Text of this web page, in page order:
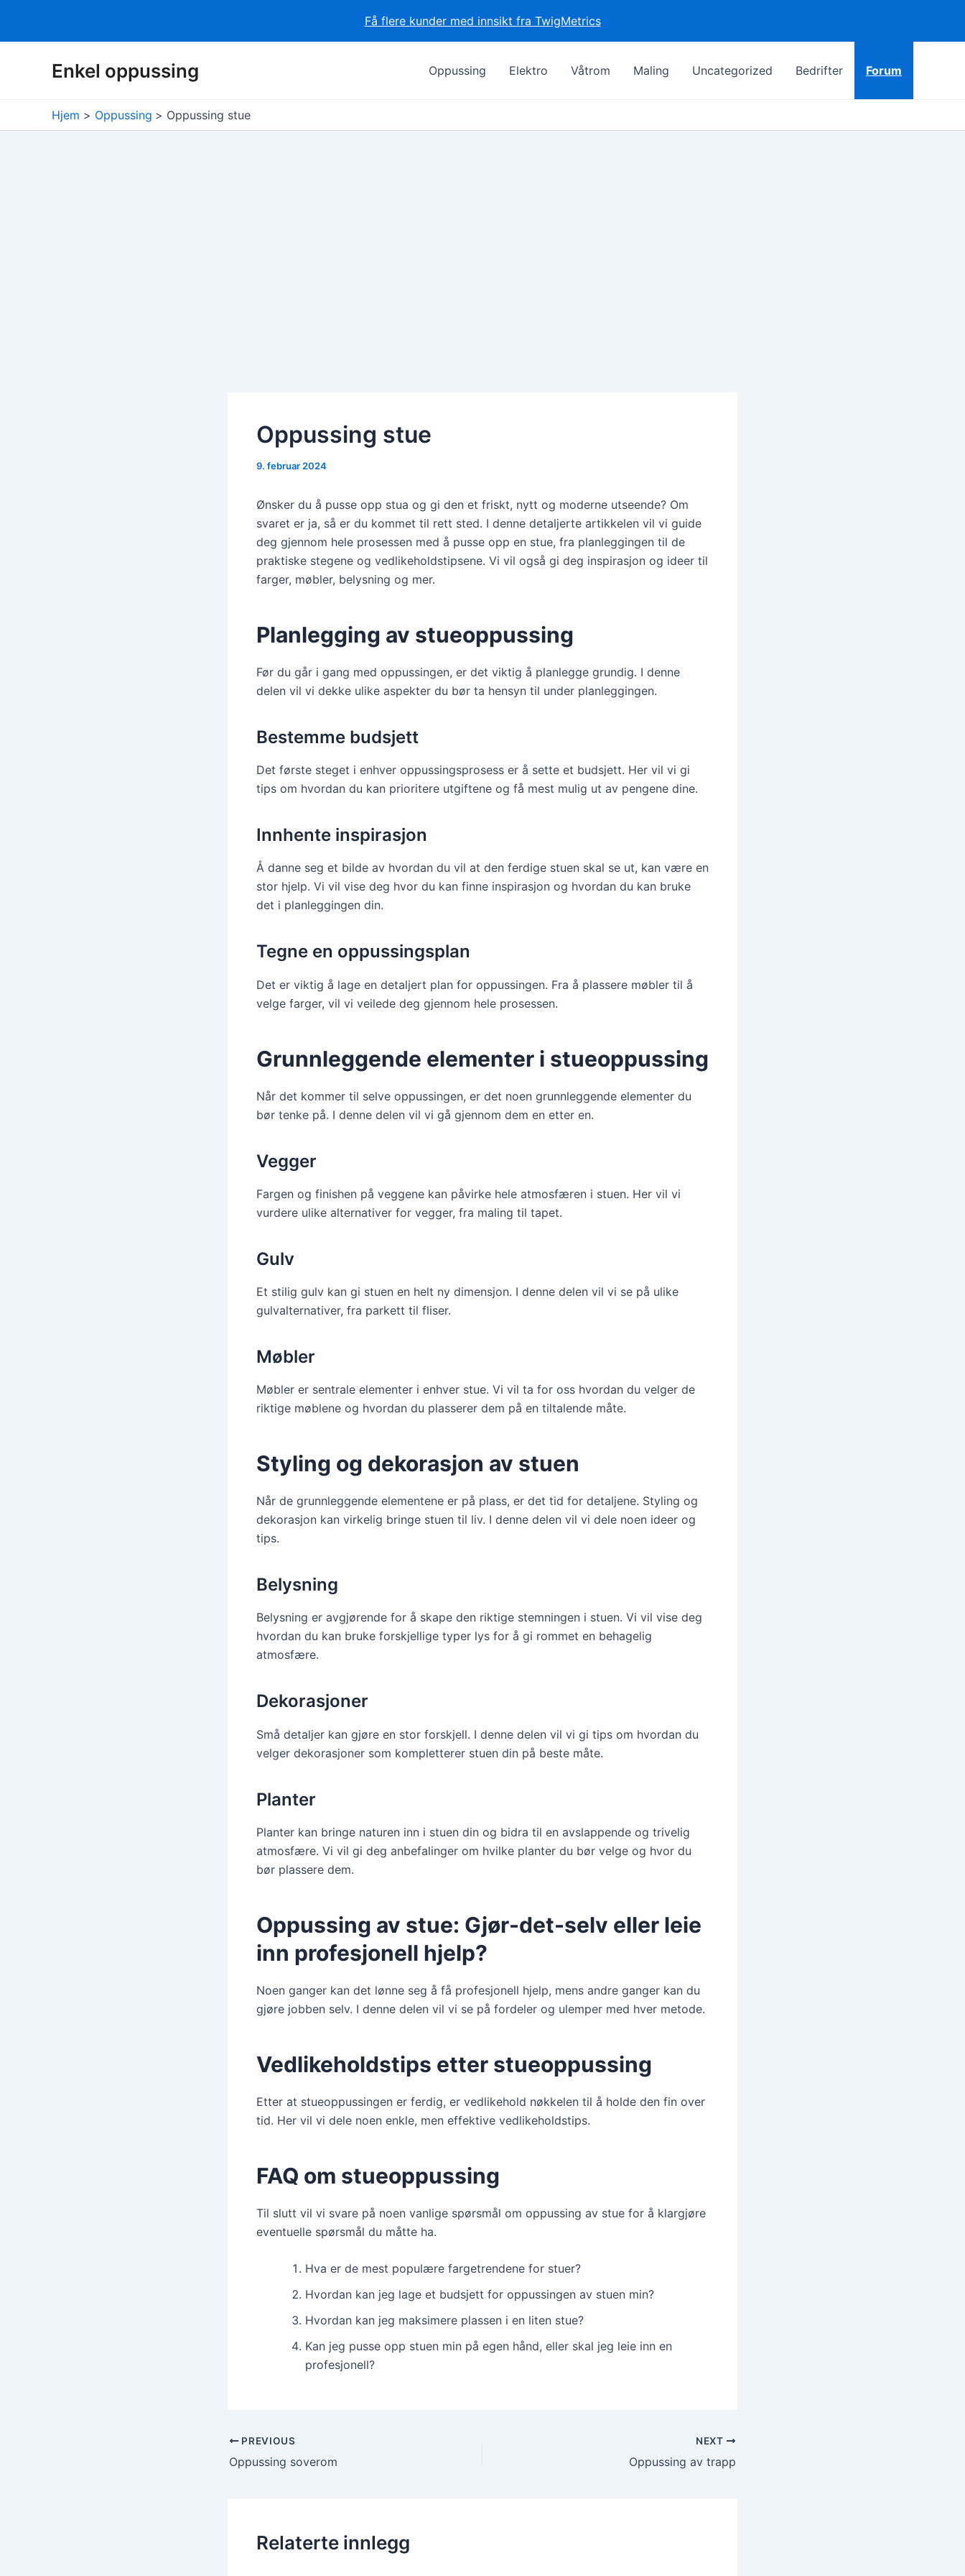
Få flere kunder med innsikt fra TwigMetrics
Enkel oppussing Oppussing Elektro Våtrom Maling Uncategorized Bedrifter Forum
Hjem Oppussing Oppussing stue
Oppussing stue
9. februar 2024
Ønsker du å pusse opp stua og gi den et friskt, nytt og moderne utseende? Om
svaret er ja, så er du kommet til rett sted. I denne detaljerte artikkelen vil vi guide
deg gjennom hele prosessen med å pusse opp en stue, fra planleggingen til de
praktiske stegene og vedlikeholdstipsene. Vi vil også gi deg inspirasjon og ideer til
farger, møbler, belysning og mer.
Planlegging av stueoppussing
Før du går i gang med oppussingen, er det viktig å planlegge grundig. I denne
delen vil vi dekke ulike aspekter du bør ta hensyn til under planleggingen.
Bestemme budsjett
Det første steget i enhver oppussingsprosess er å sette et budsjett. Her vil vi gi
tips om hvordan du kan prioritere utgiftene og få mest mulig ut av pengene dine.
Innhente inspirasjon
Å danne seg et bilde av hvordan du vil at den ferdige stuen skal se ut, kan være en
stor hjelp. Vi vil vise deg hvor du kan finne inspirasjon og hvordan du kan bruke
det i planleggingen din.
Tegne en oppussingsplan
Det er viktig å lage en detaljert plan for oppussingen. Fra å plassere møbler til å
velge farger, vil vi veilede deg gjennom hele prosessen.
Grunnleggende elementer i stueoppussing
Når det kommer til selve oppussingen, er det noen grunnleggende elementer du
bør tenke på. I denne delen vil vi gå gjennom dem en etter en.
Vegger
Fargen og finishen på veggene kan påvirke hele atmosfæren i stuen. Her vil vi
vurdere ulike alternativer for vegger, fra maling til tapet.
Gulv
Et stilig gulv kan gi stuen en helt ny dimensjon. I denne delen vil vi se på ulike
gulvalternativer, fra parkett til fliser.
Møbler
Møbler er sentrale elementer i enhver stue. Vi vil ta for oss hvordan du velger de
riktige møblene og hvordan du plasserer dem på en tiltalende måte.
Styling og dekorasjon av stuen
Når de grunnleggende elementene er på plass, er det tid for detaljene. Styling og
dekorasjon kan virkelig bringe stuen til liv. I denne delen vil vi dele noen ideer og
tips.
Belysning
Belysning er avgjørende for å skape den riktige stemningen i stuen. Vi vil vise deg
hvordan du kan bruke forskjellige typer lys for å gi rommet en behagelig
atmosfære.
Dekorasjoner
Små detaljer kan gjøre en stor forskjell. I denne delen vil vi gi tips om hvordan du
velger dekorasjoner som kompletterer stuen din på beste måte.
Planter
Planter kan bringe naturen inn i stuen din og bidra til en avslappende og trivelig
atmosfære. Vi vil gi deg anbefalinger om hvilke planter du bør velge og hvor du
bør plassere dem.
Oppussing av stue: Gjør-det-selv eller leie
inn profesjonell hjelp?
Noen ganger kan det lønne seg å få profesjonell hjelp, mens andre ganger kan du
gjøre jobben selv. I denne delen vil vi se på fordeler og ulemper med hver metode.
Vedlikeholdstips etter stueoppussing
Etter at stueoppussingen er ferdig, er vedlikehold nøkkelen til å holde den fin over
tid. Her vil vi dele noen enkle, men effektive vedlikeholdstips.
FAQ om stueoppussing
Til slutt vil vi svare på noen vanlige spørsmål om oppussing av stue for å klargjøre
eventuelle spørsmål du måtte ha.
Hva er de mest populære fargetrendene for stuer?
Hvordan kan jeg lage et budsjett for oppussingen av stuen min?
Hvordan kan jeg maksimere plassen i en liten stue?
Kan jeg pusse opp stuen min på egen hånd, eller skal jeg leie inn en
profesjonell?
Post
navigation
PREVIOUS
Oppussing soverom
NEXT
Oppussing av trapp
Relaterte innlegg